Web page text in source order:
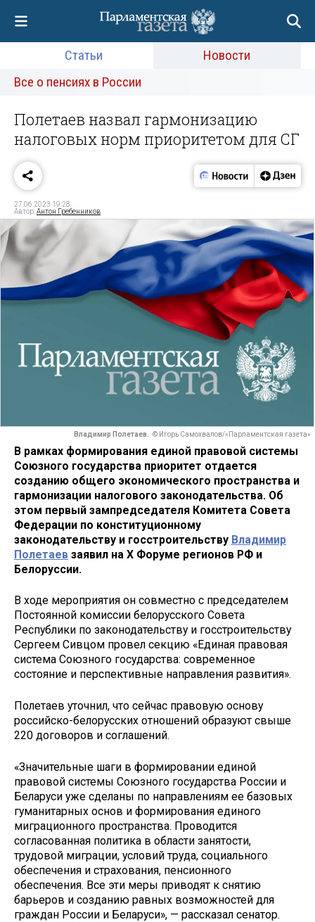
Статьи
Новости
Все о пенсиях в России
Полетаев назвал гармонизацию
налоговых норм приоритетом для СГ
27.06.2023 19:28
Автор:Антон Гребенников
Владимир Полетаев. © Игорь Самохвалов/«Парламентская газета»
В рамках формирования единой правовой системы
Союзного государства приоритет отдается
созданию общего экономического пространства и
гармонизации налогового законодательства. Об
этом первый зампредседателя Комитета Совета
Федерации по конституционному
законодательству и госстроительству Владимир
Полетаев заявил на X Форуме регионов РФ и
Белоруссии.
В ходе мероприятия он совместно с председателем
Постоянной комиссии белорусского Совета
Республики по законодательству и госстроительству
Сергеем Сивцом провел секцию «Единая правовая
система Союзного государства: современное
состояние и перспективные направления развития».
Полетаев уточнил, что сейчас правовую основу
российско-белорусских отношений образуют свыше
220 договоров и соглашений.
«Значительные шаги в формировании единой
правовой системы Союзного государства России и
Беларуси уже сделаны по направлениям ее базовых
гуманитарных основ и формирования единого
миграционного пространства. Проводится
согласованная политика в области занятости,
трудовой миграции, условий труда, социального
обеспечения и страхования, пенсионного
обеспечения. Все эти меры приводят к снятию
барьеров и созданию равных возможностей для
граждан России и Беларуси», — рассказал сенатор.